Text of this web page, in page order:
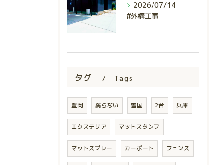
2026/07/14
#外構工事
タグ Tags
豊岡 腐らない 雪国 2台 兵庫
エクステリア マットスタンプ
マットスプレー カーポート フェンス